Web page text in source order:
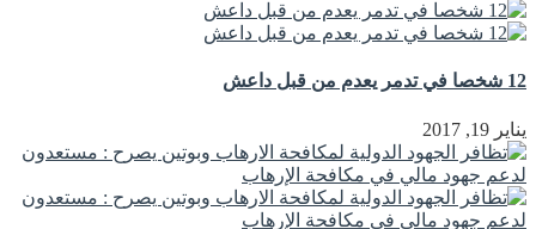
12 شخصا في تدمر يعدم من قبل داعش
يناير 19, 2017